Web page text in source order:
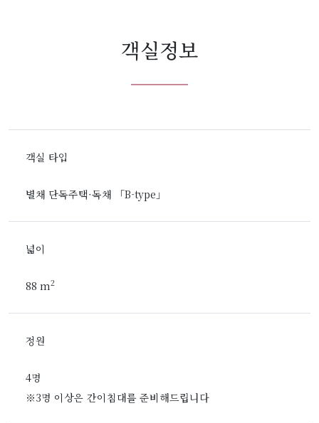
객실정보
객실 타입
별채 단독주택·독채 「B-type」
넓이
88 m2
정원
4명
※3명 이상은 간이침대를 준비해드립니다